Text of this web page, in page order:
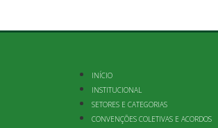
INÍCIO
INSTITUCIONAL
SETORES E CATEGORIAS
CONVENÇÕES COLETIVAS E ACORDOS